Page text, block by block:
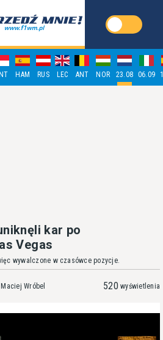
HAM RUS LEC ANT NOR 23.08 06.09
kar po
Vegas
wywalczone w czasówce pozycje.
Maciej Wróbel 520 wyświetlenia